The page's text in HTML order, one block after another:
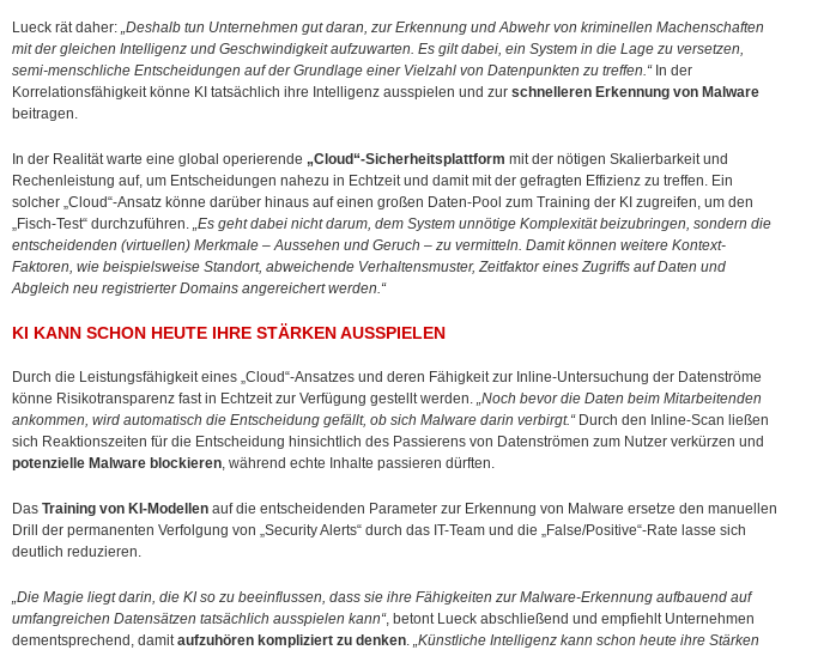
Lueck rät daher: „Deshalb tun Unternehmen gut daran, zur Erkennung und Abwehr von kriminellen Machenschaften
mit der gleichen Intelligenz und Geschwindigkeit aufzuwarten. Es gilt dabei, ein System in die Lage zu versetzen,
semi-menschliche Entscheidungen auf der Grundlage einer Vielzahl von Datenpunkten zu treffen.“In der
Korrelationsfähigkeit könne KI tatsächlich ihre Intelligenz ausspielen und zur schnelleren Erkennung von Malware
beitragen.
In der Realität warte eine global operierende „Cloud“-Sicherheitsplattform mit der nötigen Skalierbarkeit und
Rechenleistung auf, um Entscheidungen nahezu in Echtzeit und damit mit der gefragten Effizienz zu treffen. Ein
solcher „Cloud“-Ansatz könne darüber hinaus auf einen großen Daten-Pool zum Training der KI zugreifen, um den
„Fisch-Test“ durchzuführen. „Es geht dabei nicht darum, dem System unnötige Komplexität beizubringen, sondern die
entscheidenden (virtuellen) Merkmale – Aussehen und Geruch – zu vermitteln. Damit können weitere Kontext-
Faktoren, wie beispielsweise Standort, abweichende Verhaltensmuster, Zeitfaktor eines Zugriffs auf Daten und
Abgleich neu registrierter Domains angereichert werden.“
KI KANN SCHON HEUTE IHRE STÄRKEN AUSSPIELEN
Durch die Leistungsfähigkeit eines „Cloud“-Ansatzes und deren Fähigkeit zur Inline-Untersuchung der Datenströme
könne Risikotransparenz fast in Echtzeit zur Verfügung gestellt werden. „Noch bevor die Daten beim Mitarbeitenden
ankommen, wird automatisch die Entscheidung gefällt, ob sich Malware darin verbirgt.“Durch den Inline-Scan ließen
sich Reaktionszeiten für die Entscheidung hinsichtlich des Passierens von Datenströmen zum Nutzer verkürzen und
potenzielle Malware blockieren, während echte Inhalte passieren dürften.
Das Training von KI-Modellen auf die entscheidenden Parameter zur Erkennung von Malware ersetze den manuellen
Drill der permanenten Verfolgung von „Security Alerts“ durch das IT-Team und die „False/Positive“-Rate lasse sich
deutlich reduzieren.
„Die Magie liegt darin, die KI so zu beeinflussen, dass sie ihre Fähigkeiten zur Malware-Erkennung aufbauend auf
umfangreichen Datensätzen tatsächlich ausspielen kann“, betont Lueck abschließend und empfiehlt Unternehmen
dementsprechend, damitaufzuhören kompliziert zu denken. „Künstliche Intelligenz kann schon heute ihre Stärken